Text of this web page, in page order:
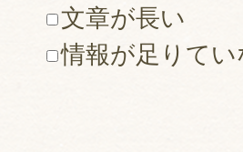
文章が長い
情報が足りてい